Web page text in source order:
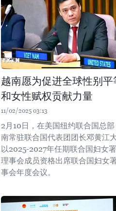
越南愿为促进全球性别平
和女性赋权贡献力量
11/02/2025 03:13
2月10日，在美国纽约联合国总部
南常驻联合国代表团团长邓黄江
以2025-2027年任期联合国妇女
理事会成员资格出席联合国妇女
事会年度会议。